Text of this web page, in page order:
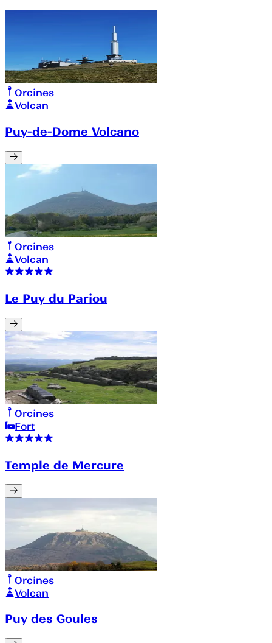
Orcines
Volcan
Puy-de-Dome Volcano
Orcines
Volcan
Le Puy du Pariou
Orcines
Fort
Temple de Mercure
Orcines
Volcan
Puy des Goules